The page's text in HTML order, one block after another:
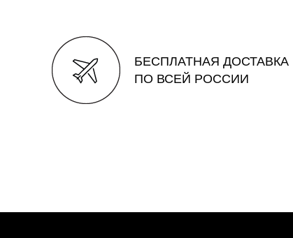
БЕСПЛАТНАЯ ДОСТАВКА
ПО ВСЕЙ РОССИИ